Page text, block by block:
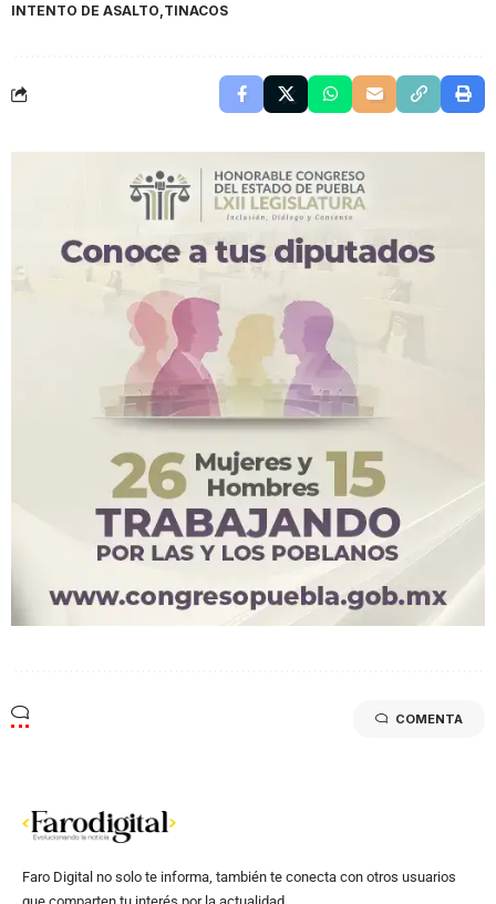
INTENTO DE ASALTO TINACOS
COMENTA
Faro Digital no solo te informa, también te conecta con otros usuarios